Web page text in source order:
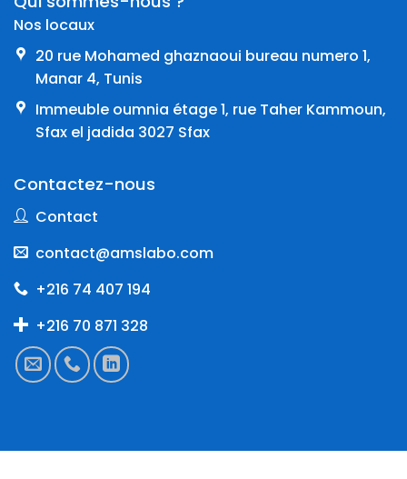
Nos locaux
20 rue Mohamed ghaznaoui bureau numero 1,
Manar 4, Tunis
Immeuble oumnia étage 1, rue Taher Kammoun,
Sfax el jadida 3027 Sfax
Contactez-nous
Contact
contact@amslabo.com
+216 74 407 194
+216 70 871 328